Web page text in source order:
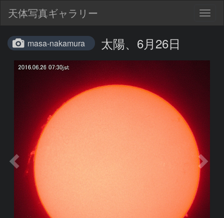
天体写真ギャラリー
masa-nakamura 太陽、6月26日